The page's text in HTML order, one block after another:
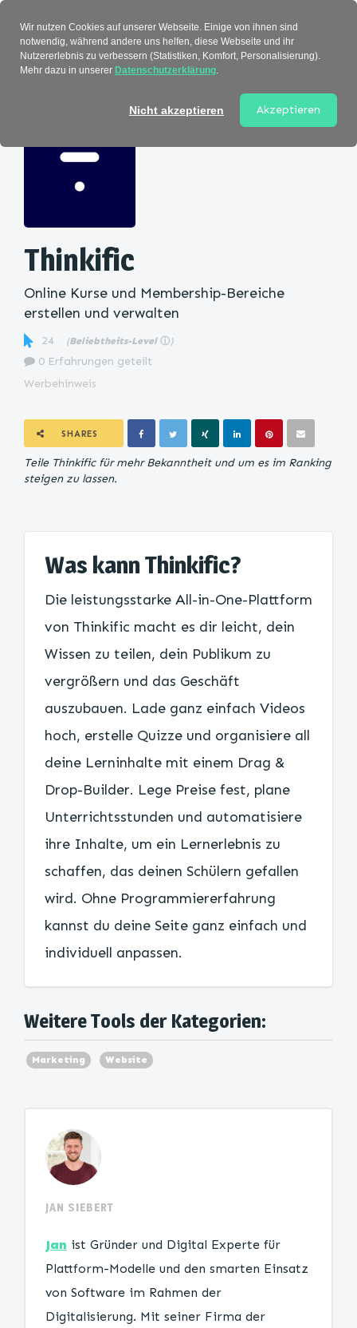
Thinkific
Online Kurse und Membership-Bereiche
erstellen und verwalten
24 (Beliebtheits-Level ⓘ )
0 Erfahrungen geteilt
Werbehinweis
SHARES
Teile Thinkific für mehr Bekanntheit und um es im Ranking
steigen zu lassen.
Was kann Thinkific?
Die leistungsstarke All-in-One-Plattform
von Thinkific macht es dir leicht, dein
Wissen zu teilen, dein Publikum zu
vergrößern und das Geschäft
auszubauen. Lade ganz einfach Videos
hoch, erstelle Quizze und organisiere all
deine Lerninhalte mit einem Drag &
Drop-Builder. Lege Preise fest, plane
Unterrichtsstunden und automatisiere
ihre Inhalte, um ein Lernerlebnis zu
schaffen, das deinen Schülern gefallen
wird. Ohne Programmiererfahrung
kannst du deine Seite ganz einfach und
individuell anpassen.
Weitere Tools der Kategorien:
Marketing Website
JAN SIEBERT
Jan ist Gründer und Digital Experte für
Plattform-Modelle und den smarten Einsatz
von Software im Rahmen der
Digitalisierung. Mit seiner Firma der
Wir nutzen Cookies auf unserer Webseite. Einige von ihnen sind
notwendig, während andere uns helfen, diese Webseite und ihr
Nutzererlebnis zu verbessern (Statistiken, Komfort, Personalisierung).
Mehr dazu in unserer Datenschutzerklärung.
Nicht akzeptieren Akzeptieren